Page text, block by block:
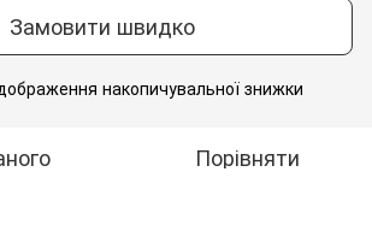
Замовити швидко
накопичувальної знижки
Порівняти